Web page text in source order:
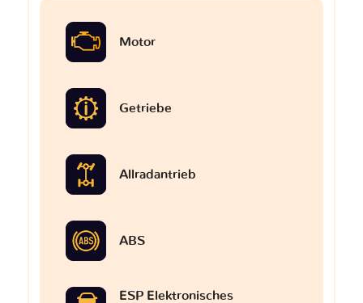
Motor
Getriebe
Allradantrieb
ABS
ESP Elektronisches